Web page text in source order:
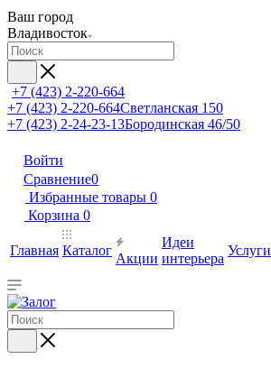
Ваш город
Владивосток
+7 (423) 2-220-664
+7 (423) 2-220-664Светланская 150
+7 (423) 2-24-23-13Бородинская 46/50
Войти
Сравнение0
Избранные товары 0
Корзина 0
Главная Каталог
Акции
Идеи
интерьера
Услуги